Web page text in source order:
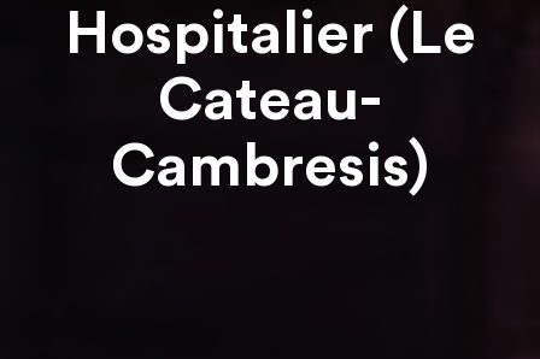
Hospitalier (Le
Cateau-
Cambresis)